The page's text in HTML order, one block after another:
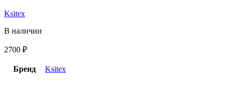
Ksitex
В наличии
2700 ₽
Бренд Ksitex